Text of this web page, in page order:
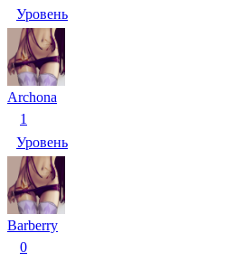
Уровень
Archona
1
Уровень
Barberry
0